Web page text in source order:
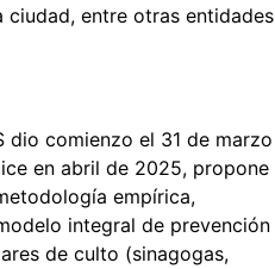
ciudad, entre otras entidades
dio comienzo el 31 de marzo
en abril de 2025, propone
empírica,
integral de prevención
de culto (sinagogas,